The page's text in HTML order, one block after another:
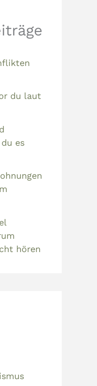
du laut
es
hören